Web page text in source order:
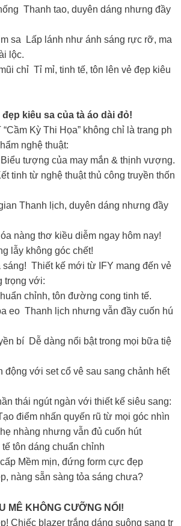
Thanh tao, duyên dáng nhưng đầy
sa Lấp lánh như ánh sáng rực rỡ, ma
lộc.
chỉ Tỉ mỉ, tinh tế, tôn lên vẻ đẹp kiêu
kiêu sa của tà áo dài đỏ!
Kỳ Thi Họa” không chỉ là trang ph
nghệ thuật:
tượng của may mắn & thịnh vượng.
tinh từ nghệ thuật thủ công truyền thốn
Thanh lịch, duyên dáng nhưng đầy
nàng thơ kiều diễm ngay hôm nay!
lẫy không góc chết!
sáng! Thiết kế mới từ IFY mang đến vẻ
trọng với:
chỉnh, tôn đường cong tinh tế.
eo Thanh lịch nhưng vẫn đầy cuốn hú
bí Dễ dàng nổi bật trong mọi bữa tiệ
động với set cổ vê sau sang chảnh hết
thái ngút ngàn với thiết kế siêu sang:
điểm nhấn quyến rũ từ mọi góc nhìn
nhàng nhưng vẫn đủ cuốn hút
tôn dáng chuẩn chỉnh
Mềm mịn, đứng form cực đẹp
nàng sẵn sàng tỏa sáng chưa?
MÊ KHÔNG CƯỠNG NỔI!
Chiếc blazer trắng dáng suông sang tr